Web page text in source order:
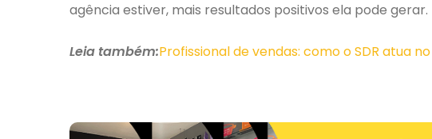
agência estiver, mais resultados positivos ela pode gerar.
Leia também:Profissional de vendas: como o SDR atua